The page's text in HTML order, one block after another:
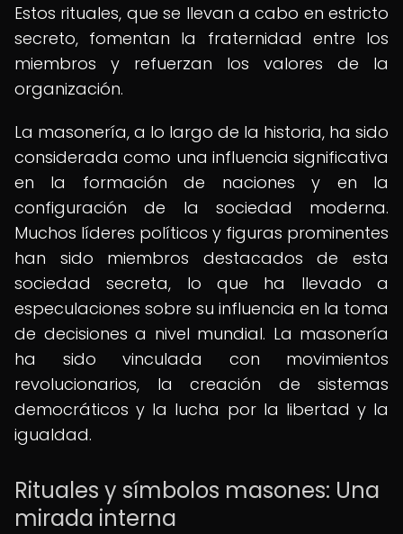
Estos rituales, que se llevan a cabo en estricto
secreto, fomentan la fraternidad entre los
miembros y refuerzan los valores de la
organización.
La masonería, a lo largo de la historia, ha sido
considerada como una influencia significativa
en la formación de naciones y en la
configuración de la sociedad moderna.
Muchos líderes políticos y figuras prominentes
han sido miembros destacados de esta
sociedad secreta, lo que ha llevado a
especulaciones sobre su influencia en la toma
de decisiones a nivel mundial. La masonería
ha sido vinculada con movimientos
revolucionarios, la creación de sistemas
democráticos y la lucha por la libertad y la
igualdad.
Rituales y símbolos masones: Una
mirada interna